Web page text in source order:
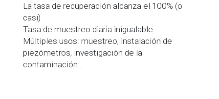
La tasa de recuperación alcanza el 100% (o
casi)
Tasa de muestreo diaria inigualable
Múltiples usos: muestreo, instalación de
piezómetros, investigación de la
contaminación...